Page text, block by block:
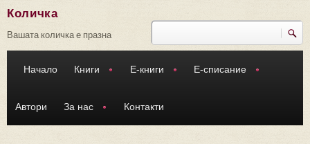
Търси
Количка
Вашата количка е празна
Начало Книги Е-книги Е-списание
Автори За нас Контакти